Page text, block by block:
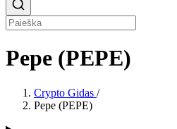
Pepe (PEPE)
Crypto Gidas /
Pepe (PEPE)